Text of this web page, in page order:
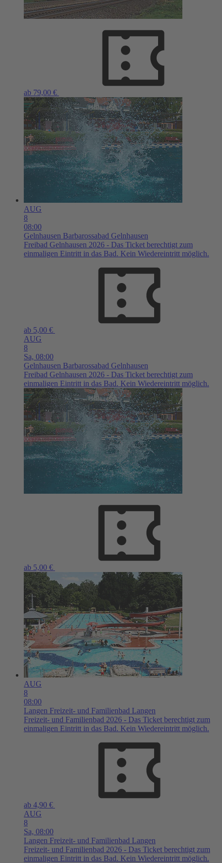
ab 79,00 €
AUG
8
08:00
Gelnhausen Barbarossabad Gelnhausen
Freibad Gelnhausen 2026 - Das Ticket berechtigt zum
einmaligen Eintritt in das Bad. Kein Wiedereintritt möglich.
ab 5,00 €
AUG
8
Sa, 08:00
Gelnhausen Barbarossabad Gelnhausen
Freibad Gelnhausen 2026 - Das Ticket berechtigt zum
einmaligen Eintritt in das Bad. Kein Wiedereintritt möglich.
ab 5,00 €
AUG
8
08:00
Langen Freizeit- und Familienbad Langen
Freizeit- und Familienbad 2026 - Das Ticket berechtigt zum
einmaligen Eintritt in das Bad. Kein Wiedereintritt möglich.
ab 4,90 €
AUG
8
Sa, 08:00
Langen Freizeit- und Familienbad Langen
Freizeit- und Familienbad 2026 - Das Ticket berechtigt zum
einmaligen Eintritt in das Bad. Kein Wiedereintritt möglich.